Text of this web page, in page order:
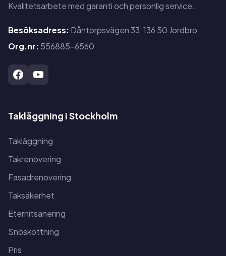
Kvalitetsarbete med garanti och personlig service.
Besöksadress: Dåntorpsvägen 33, 136 50 Jordbro
Org.nr: 556885-6560
Takläggning i Stockholm
Takläggning
Takrenovering
Fasadrenovering
Taksäkerhet
Eternitsanering
Snöskottning
Pris